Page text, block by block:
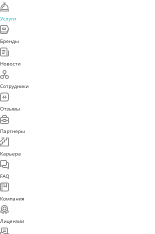
Услуги
Бренды
Новости
Сотрудники
Отзывы
Партнеры
Карьера
FAQ
Компания
Лицензии